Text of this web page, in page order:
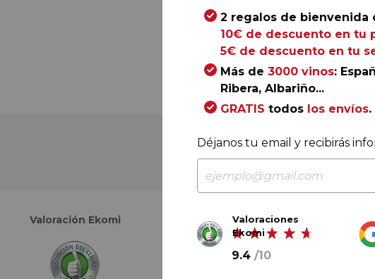
Valoración Ekomi Valoración Google
2 regalos de bienvenida
10€ de descuento en tu
5€ de descuento en tu
Más de 3000 vinos:
Ribera, Albariño...
GRATIS todos los envíos.
Déjanos tu email y recibirás
Valoraciones
Ekomi
9.4 /10